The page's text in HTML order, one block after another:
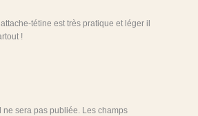
tétine est très pratique et léger il
!
ne sera pas publiée. Les champs